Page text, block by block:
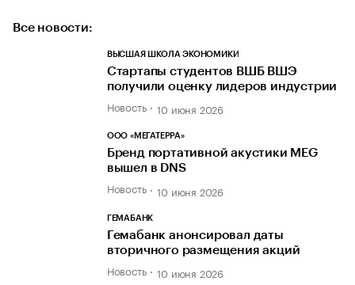
Все новости:
ВЫСШАЯ ШКОЛА ЭКОНОМИКИ
Стартапы студентов ВШБ ВШЭ
получили оценку лидеров индустрии
Новость 10 июня 2026
ООО «МЕГАТЕРРА»
Бренд портативной акустики MEG
вышел в DNS
Новость 10 июня 2026
ГЕМАБАНК
Гемабанк анонсировал даты
вторичного размещения акций
Новость 10 июня 2026